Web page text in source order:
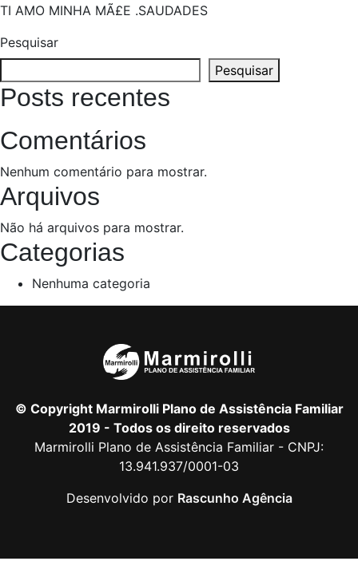
TI AMO MINHA MÃ£E .SAUDADES
Pesquisar
Pesquisar
Posts recentes
Comentários
Nenhum comentário para mostrar.
Arquivos
Não há arquivos para mostrar.
Categorias
Nenhuma categoria
© Copyright Marmirolli Plano de Assistência Familiar
2019 - Todos os direito reservados
Marmirolli Plano de Assistência Familiar - CNPJ:
13.941.937/0001-03
Desenvolvido por Rascunho Agência